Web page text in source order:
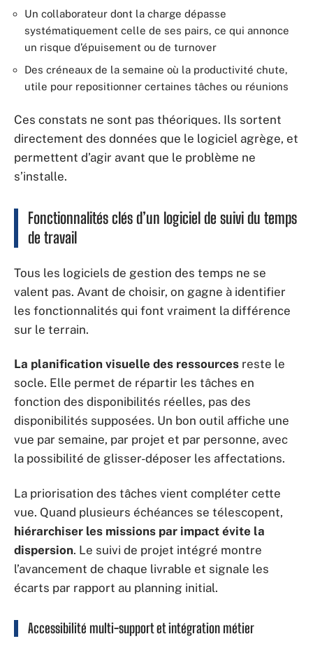
Un collaborateur dont la charge dépasse
systématiquement celle de ses pairs, ce qui annonce
un risque d’épuisement ou de turnover
Des créneaux de la semaine où la productivité chute,
utile pour repositionner certaines tâches ou réunions
Ces constats ne sont pas théoriques. Ils sortent
directement des données que le logiciel agrège, et
permettent d’agir avant que le problème ne
s’installe.
Fonctionnalités clés d’un logiciel de suivi du temps
de travail
Tous les logiciels de gestion des temps ne se
valent pas. Avant de choisir, on gagne à identifier
les fonctionnalités qui font vraiment la différence
sur le terrain.
La planification visuelle des ressources reste le
socle. Elle permet de répartir les tâches en
fonction des disponibilités réelles, pas des
disponibilités supposées. Un bon outil affiche une
vue par semaine, par projet et par personne, avec
la possibilité de glisser-déposer les affectations.
La priorisation des tâches vient compléter cette
vue. Quand plusieurs échéances se télescopent,
hiérarchiser les missions par impact évite la
dispersion. Le suivi de projet intégré montre
l’avancement de chaque livrable et signale les
écarts par rapport au planning initial.
Accessibilité multi-support et intégration métier